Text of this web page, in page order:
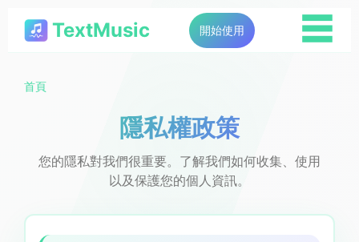
TextMusic 開始使用 ☰
首頁
隱私權政策
您的隱私對我們很重要。了解我們如何收集、使用
以及保護您的個人資訊。